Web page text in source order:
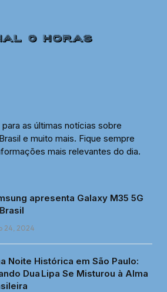
as últimas notícias sobre
e muito mais. Fique sempre
mais relevantes do dia.
apresenta Galaxy M35 5G
24, 2024
Noite Histórica em São Paulo:
Dua Lipa Se Misturou à Alma